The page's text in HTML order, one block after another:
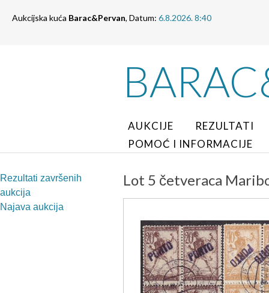
Aukcijska kuća Barac&Pervan, Datum: 6.8.2026. 8:40
AUKCIJE
REZULTATI
POMOĆ I INFORMACIJE
Rezultati završenih
aukcija
Najava aukcija
Lot 5 četveraca